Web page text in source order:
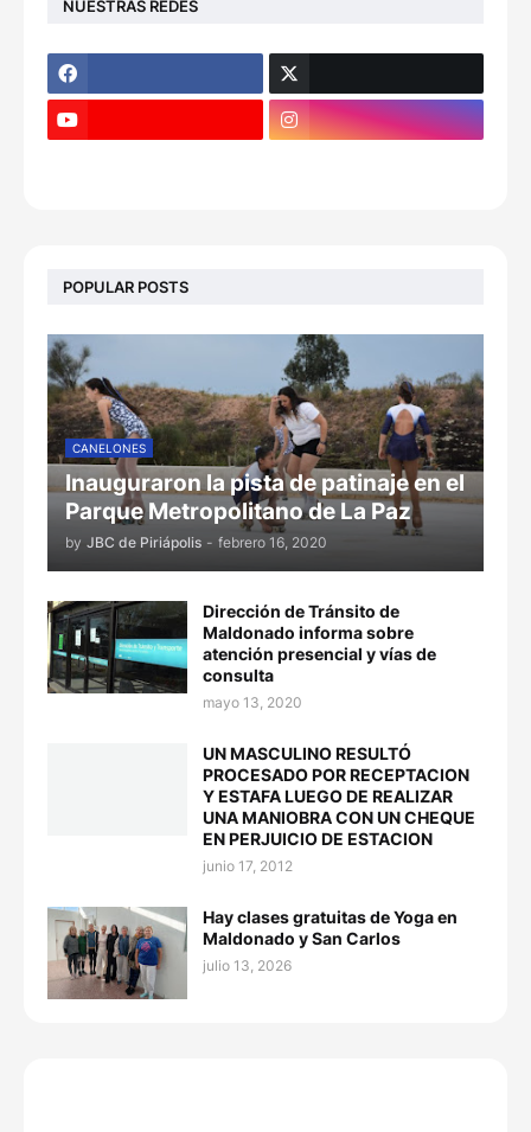
NUESTRAS REDES
POPULAR POSTS
CANELONES
Inauguraron la pista de patinaje en el
Parque Metropolitano de La Paz
by JBC de Piriápolis - febrero 16, 2020
Dirección de Tránsito de
Maldonado informa sobre
atención presencial y vías de
consulta
mayo 13, 2020
UN MASCULINO RESULTÓ
PROCESADO POR RECEPTACION
Y ESTAFA LUEGO DE REALIZAR
UNA MANIOBRA CON UN CHEQUE
EN PERJUICIO DE ESTACION
junio 17, 2012
Hay clases gratuitas de Yoga en
Maldonado y San Carlos
julio 13, 2026